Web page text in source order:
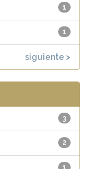
1
1
siguiente >
3
2
1